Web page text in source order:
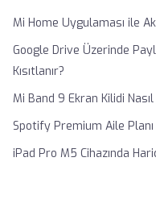
Mi Home Uygulaması ile
Google Drive Üzerinde
Kısıtlanır?
Mi Band 9 Ekran Kilidi Nasıl
Spotify Premium Aile
iPad Pro M5 Cihazında